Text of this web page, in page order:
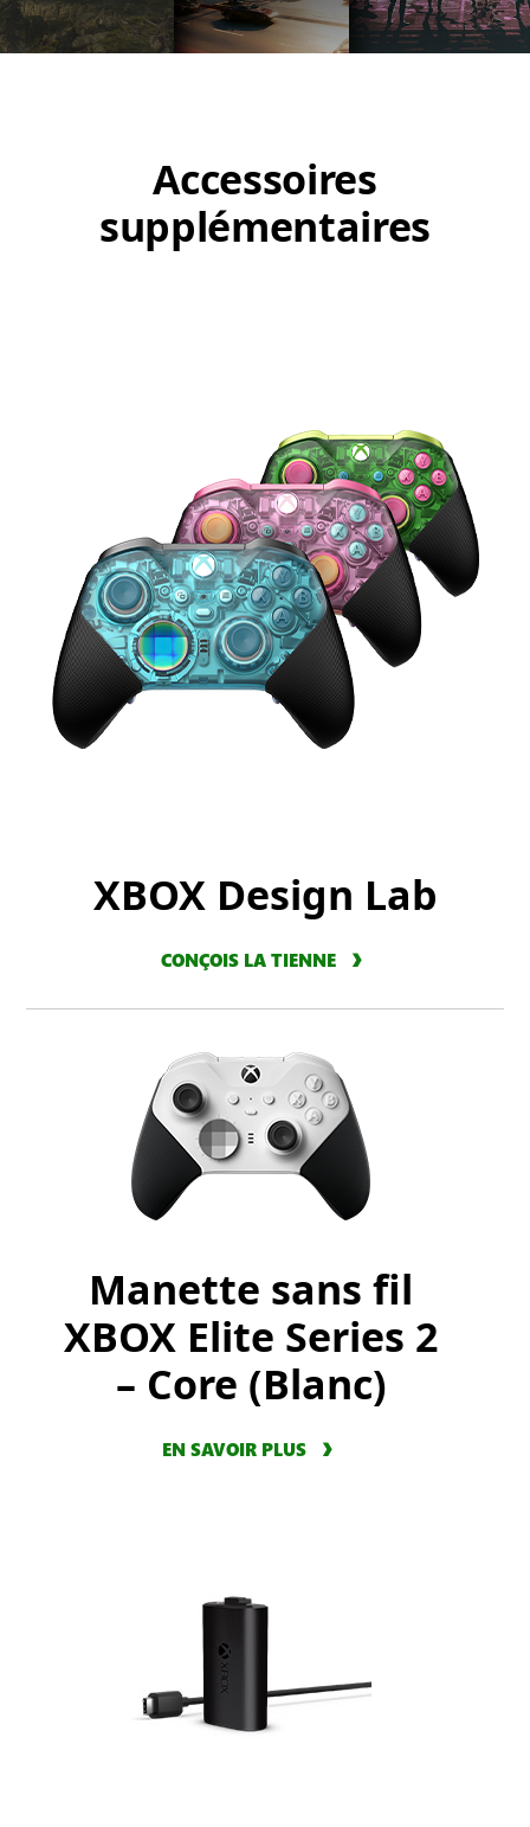
Accessoires
supplémentaires
XBOX Design Lab
CONÇOIS LA TIENNE
Manette sans fil
XBOX Elite Series 2
– Core (Blanc)
EN SAVOIR PLUS